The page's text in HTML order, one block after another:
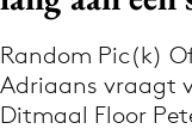
Volg het
Random Pic(k)
Adriaans vraagt
Ditmaal Floor